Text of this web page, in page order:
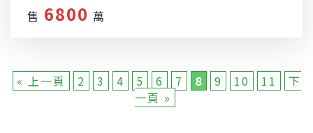
售 6800 萬
« 上一頁 2 3 4 5 6 7 8 9 10 11
下
一頁 »